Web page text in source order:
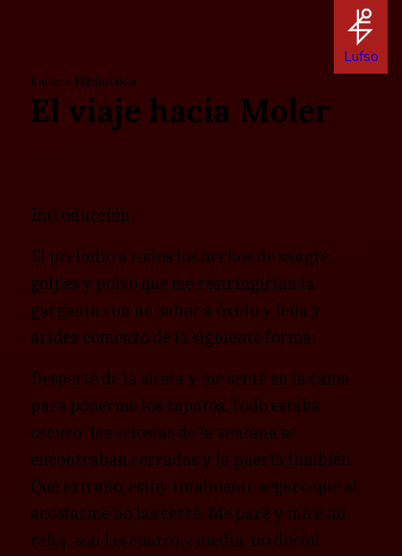
Inicio » Biblioteca
El viaje hacia Moler
Introducción
El preludio a todos los hechos de sangre,
golpes y polvo que me restringirían la
garganta con un sabor a óxido y leña y
aridez comenzó de la siguiente forma:
Desperté de la siesta y me senté en la cama
para ponerme los zapatos. Todo estaba
oscuro: las celosías de la ventana se
encontraban cerradas y la puerta también.
Qué extraño, estoy totalmente seguro que al
acostarme no las cerré. Me paré y miré mi
reloj: son las cuatro y media; no dormí
Lufso